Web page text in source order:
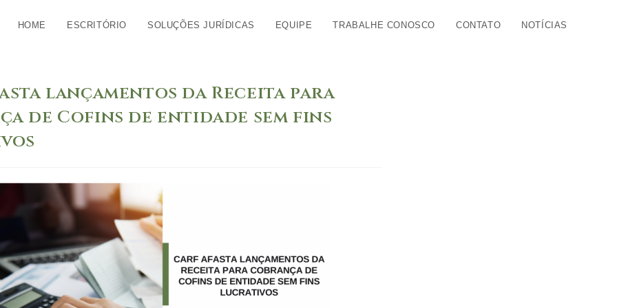
HOME ESCRITÓRIO SOLUÇÕES JURÍDICAS EQUIPE TRABALHE CONOSCO CONTATO NOTÍCIAS
lançamentos da Receita para
de Cofins de entidade sem fins